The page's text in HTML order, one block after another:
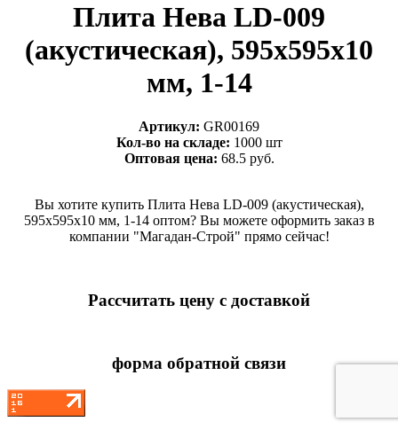
Плита Нева LD-009
(акустическая), 595x595x10
мм, 1-14
Артикул: GR00169
Кол-во на складе: 1000 шт
Оптовая цена: 68.5 руб.
Вы хотите купить Плита Нева LD-009 (акустическая),
595x595x10 мм, 1-14 оптом? Вы можете оформить заказ в
компании "Магадан-Строй" прямо сейчас!
Рассчитать цену с доставкой
форма обратной связи